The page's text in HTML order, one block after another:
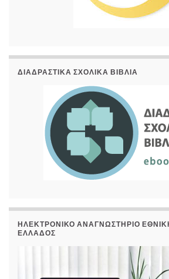
ΔΙΑΔΡΑΣΤΙΚΆ ΣΧΟΛΙΚΆ ΒΙΒΛΊΑ
ΗΛΕΚΤΡΟΝΙΚΌ ΑΝΑΓΝΩΣΤΉΡΙΟ
ΕΛΛΆΔΟΣ